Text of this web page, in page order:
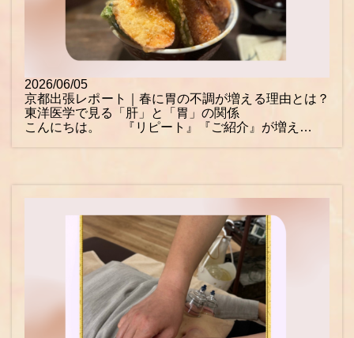
2026/06/05
京都出張レポート｜春に胃の不調が増える理由とは？
東洋医学で見る「肝」と「胃」の関係
こんにちは。 『リピート』『ご紹介』が増え…